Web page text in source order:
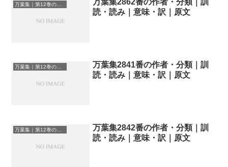
万葉集｜第12巻の和歌一覧
万葉集2862番の作者・分類｜訓
読・読み｜意味・訳｜原文
万葉集｜第12巻の和歌一覧
万葉集2841番の作者・分類｜訓
読・読み｜意味・訳｜原文
万葉集｜第12巻の和歌一覧
万葉集2842番の作者・分類｜訓
読・読み｜意味・訳｜原文